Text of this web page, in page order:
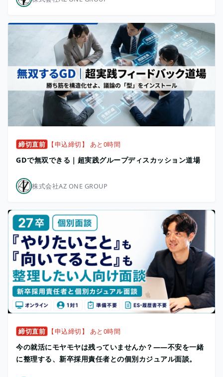
締切直前 【申込締切】 あと0時間
GDで無双できる｜超実践グループディスカッション道場
株式会社AZ ONE GROUP
締切直前 【申込締切】 あと0時間
今の就活にモヤモヤは残っていませんか？——不安を一緒
に整理する、新卒採用責任者との個別カジュアル面談。